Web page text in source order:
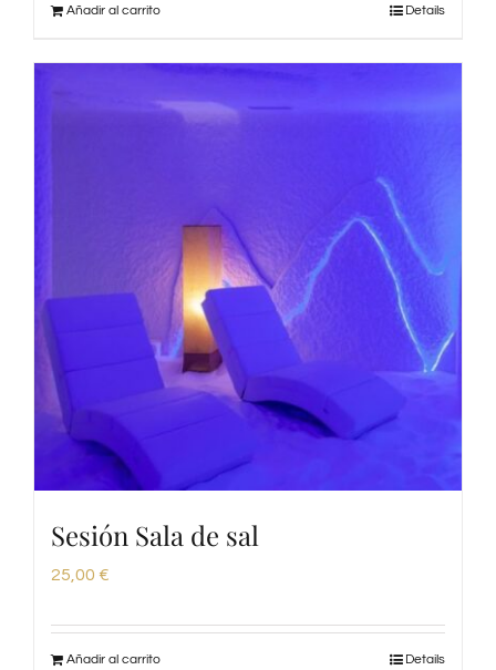
Añadir al carrito Details
Sesión Sala de sal
25,00 €
Añadir al carrito Details